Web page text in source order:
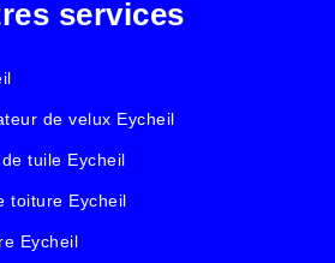
services
de velux Eycheil
tuile Eycheil
toiture Eycheil
Eycheil